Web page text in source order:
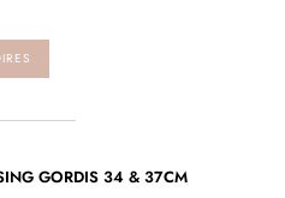
GORDIS 34 & 37CM